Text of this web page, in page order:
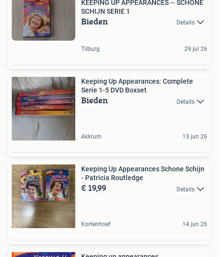
KEEPING UP APPEARANCES -- SCHONE
SCHIJN SERIE 1
Bieden Details
Tilburg 29 jul 26
Keeping Up Appearances: Complete
Serie 1-5 DVD Boxset
Bieden Details
Akkrum 13 jun 26
Keeping Up Appearances Schone Schijn
- Patricia Routledge
€ 19,99 Details
Kortenhoef 14 jun 26